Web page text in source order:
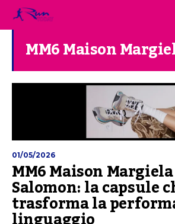
MM6 Maison
01/05/2026
MM6 Maison
Salomon: la capsule
trasforma la